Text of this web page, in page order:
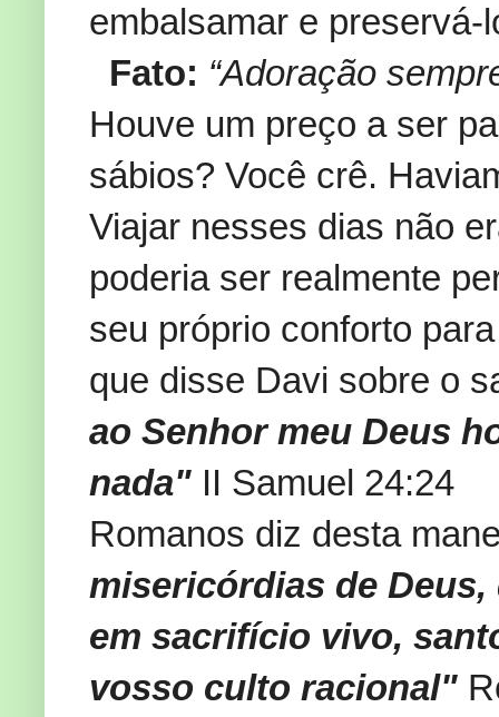
embalsamar e
Fato: “Adoração
Houve um preço a ser
sábios? Você crê.
Viajar nesses dias não
poderia ser realmente
seu próprio conforto
que disse Davi sobre o
ao Senhor meu Deus
nada" II Samuel 24:24
Romanos diz desta
misericórdias de
em sacrifício vivo,
vosso culto racional"